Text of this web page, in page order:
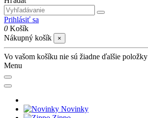
Prihlásiť sa
0 Košík
Nákupný košík
×
Vo vašom košíku nie sú žiadne ďalšie položky
Menu
Novinky